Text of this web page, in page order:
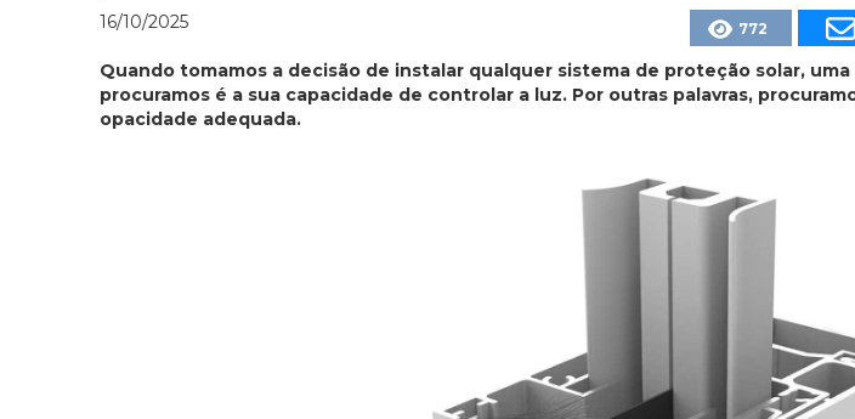
16/10/2025 772
Quando tomamos a decisão de instalar qualquer sistema de proteção solar,
procuramos é a sua capacidade de controlar a luz. Por outras palavras,
opacidade adequada.